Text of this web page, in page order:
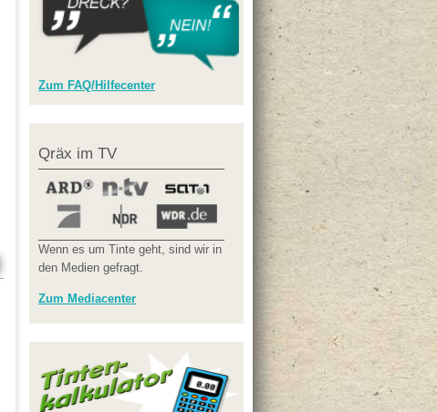
Zum FAQ/Hilfecenter
Qräx im TV
Wenn es um Tinte geht, sind wir in
den Medien gefragt.
Zum Mediacenter